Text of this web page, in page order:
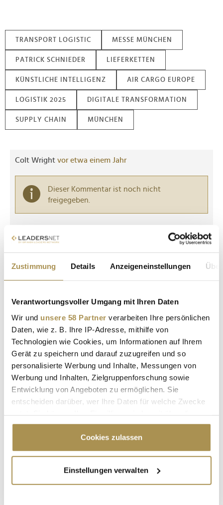
Zustimmung Details Anzeigeneinstellungen
Verantwortungsvoller Umgang mit Ihren Daten
Wir und unsere 58 Partner verarbeiten Ihre persönlichen
Daten, wie z. B. Ihre IP-Adresse, mithilfe von
Technologien wie Cookies, um Informationen auf Ihrem
Gerät zu speichern und darauf zuzugreifen und so
personalisierte Werbung und Inhalte, Messungen von
Werbung und Inhalten, Zielgruppenforschung sowie
Entwicklung von Angeboten zu ermöglichen. Sie
entscheiden darüber, wer Ihre Daten für welche Zwecke
Cookie-Erklärung oder durch Klicken auf das Privacy
Trigger Symbol ändern oder widerrufen
Informationen über Ihre geografische Lage
erfassen, welche bis auf einige Meter genau sein
Cookies zulassen
Einstellungen verwalten
TRANSPORT LOGISTIC MESSE MÜNCHEN
PATRICK SCHNIEDER LIEFERKETTEN
KÜNSTLICHE INTELLIGENZ AIR CARGO EUROPE
LOGISTIK 2025 DIGITALE TRANSFORMATION
SUPPLY CHAIN MÜNCHEN
Colt Wright vor etwa einem Jahr
Dieser Kommentar ist noch nicht
freigegeben.
Antwort veröffentlichen
Autor:*
Kommentar:*